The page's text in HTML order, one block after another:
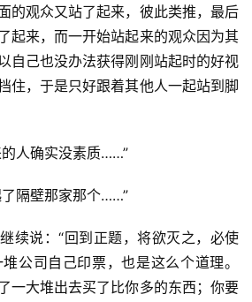
的观众又站了起来，彼此类推，最后
起来，而一开始站起来的观众因为其
自己也没办法获得刚刚站起时的好视
住，于是只好跟着其他人一起站到脚
人确实没素质……”
隔壁那家那个……”
续说：“回到正题，将欲灭之，必使
公司自己印票，也是这么个道理。
一大堆出去买了比你多的东西；你要